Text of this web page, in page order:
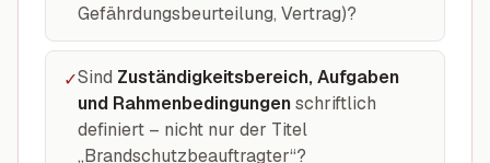
Gefährdungsbeurteilung, Vertrag)?
✓Sind Zuständigkeitsbereich, Aufgaben
und Rahmenbedingungenschriftlich
definiert – nicht nur der Titel
„Brandschutzbeauftragter“?